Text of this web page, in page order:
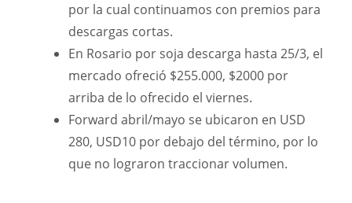
por la cual continuamos con premios para
descargas cortas.
En Rosario por soja descarga hasta 25/3, el
mercado ofreció $255.000, $2000 por
arriba de lo ofrecido el viernes.
Forward abril/mayo se ubicaron en USD
280, USD10 por debajo del término, por lo
que no lograron traccionar volumen.